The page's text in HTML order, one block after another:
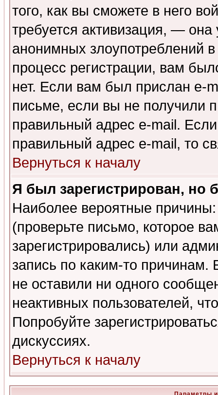
того, как вы сможете в него
требуется активизация, —
анонимных злоупотреблений
процесс регистрации, вам
нет. Если вам был прислан e-
письме, если вы не получили
правильный адрес e-mail.
правильный адрес e-mail, то
Вернуться к началу
Я был зарегистрирован, но
Наиболее вероятные
(проверьте письмо, которое
зарегистрировались) или
запись по каким-то
не оставили ни одного
неактивных пользователей,
Попробуйте
дискуссиях.
Вернуться к началу